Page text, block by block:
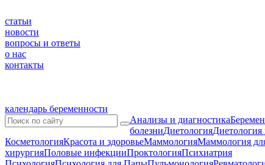
статьи
новости
вопросы и ответы
о нас
контакты
календарь беременности
Анализы и диагностика
болезниДиетологияДиетология
КосметологияКрасота и здоровьеМаммологияМаммология
хирургияПоловые инфекцииПроктологияПсихиатрия